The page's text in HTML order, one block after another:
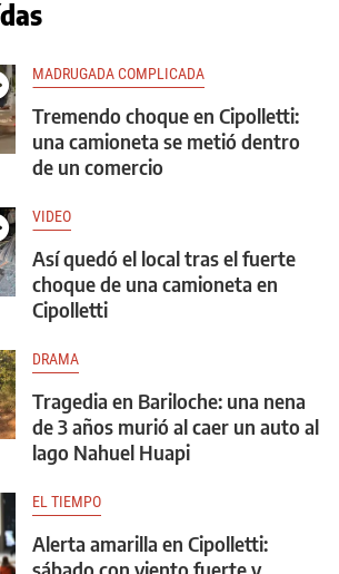
MADRUGADA COMPLICADA
Tremendo choque en Cipolletti:
una camioneta se metió dentro
de un comercio
VIDEO
Así quedó el local tras el fuerte
choque de una camioneta en
Cipolletti
DRAMA
Tragedia en Bariloche: una nena
de 3 años murió al caer un auto al
lago Nahuel Huapi
EL TIEMPO
Alerta amarilla en Cipolletti: